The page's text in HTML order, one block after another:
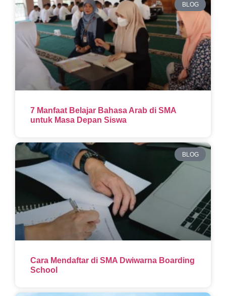
BLOG
7 Manfaat Belajar Bahasa Arab di SMA
untuk Masa Depan Siswa
BLOG
Cara Mendaftar di SMA Dwiwarna Boarding
School